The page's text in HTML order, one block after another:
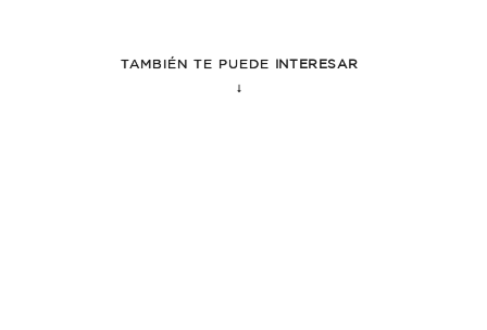
TAMBIÉN TE PUEDE
INTERESAR
↓